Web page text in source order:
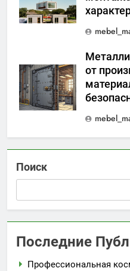
от
Поиск
Последние
Профессиональная